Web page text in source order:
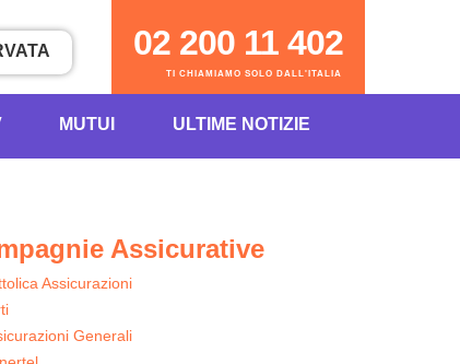
TI CHIAMIAMO SOLO DALL'ITALIA
02 200 11 402
MUTUI ULTIME NOTIZIE
Assicurative
Assicurazioni
Generali